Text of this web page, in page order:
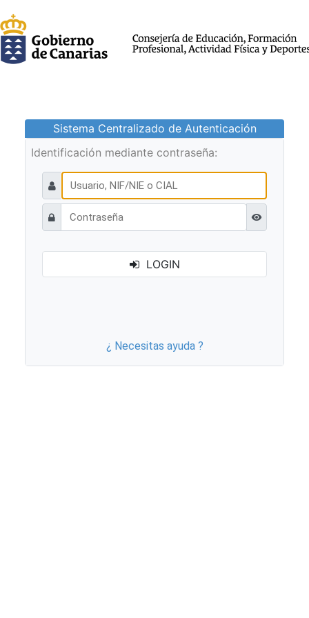
Sistema Centralizado de Autenticación
Identificación mediante contraseña:
Ver
LOGIN
¿ Necesitas ayuda ?